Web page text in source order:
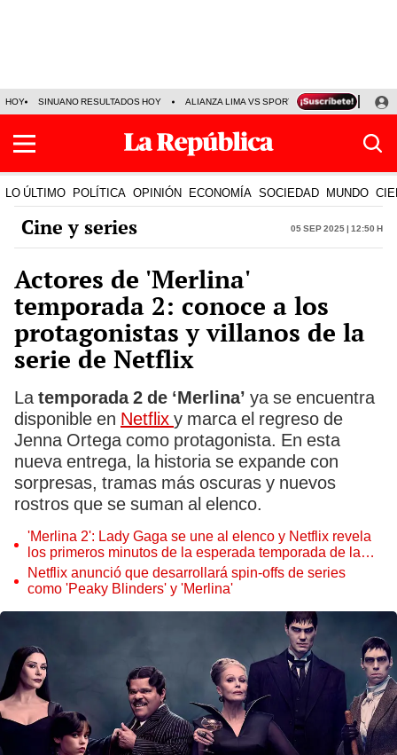
HOY SINUANO RESULTADOS HOY ALIANZA LIMA VS SPORT BOYS JORGE
LO ÚLTIMO POLÍTICA OPINIÓN ECONOMÍA SOCIEDAD MUNDO
Cine y series 05 Sep 2025 | 12:50 h
Actores de 'Merlina'
temporada 2: conoce a los
protagonistas y villanos de la
serie de Netflix
La temporada 2 de ‘Merlina’ ya se encuentra
disponible en Netflix y marca el regreso de
Jenna Ortega como protagonista. En esta
nueva entrega, la historia se expande con
sorpresas, tramas más oscuras y nuevos
rostros que se suman al elenco.
'Merlina 2': Lady Gaga se une al elenco y Netflix revela
los primeros minutos de la esperada temporada de la
serie gótica
Netflix anunció que desarrollará spin-offs de series
como 'Peaky Blinders' y 'Merlina'